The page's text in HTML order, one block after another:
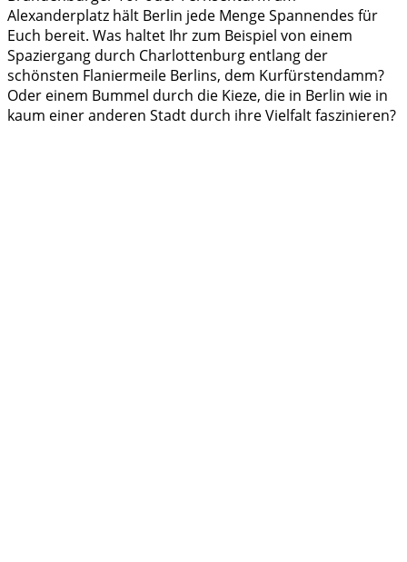
Alexanderplatz hält Berlin jede Menge Spannendes für
Euch bereit. Was haltet Ihr zum Beispiel von einem
Spaziergang durch Charlottenburg entlang der
schönsten Flaniermeile Berlins, dem Kurfürstendamm?
Oder einem Bummel durch die Kieze, die in Berlin wie in
kaum einer anderen Stadt durch ihre Vielfalt faszinieren?